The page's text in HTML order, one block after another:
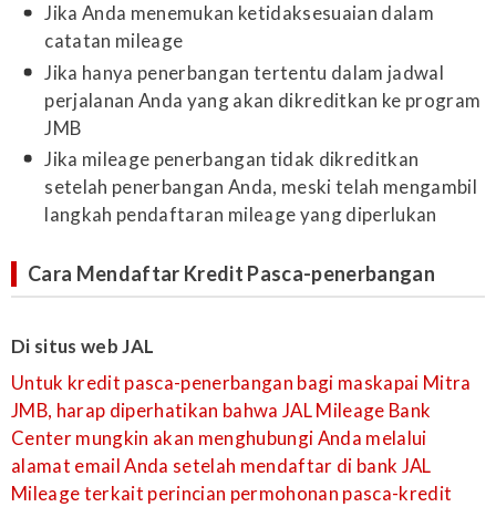
Jika Anda menemukan ketidaksesuaian dalam
catatan mileage
Jika hanya penerbangan tertentu dalam jadwal
perjalanan Anda yang akan dikreditkan ke program
JMB
Jika mileage penerbangan tidak dikreditkan
setelah penerbangan Anda, meski telah mengambil
langkah pendaftaran mileage yang diperlukan
Cara Mendaftar Kredit Pasca-penerbangan
Di situs web JAL
Untuk kredit pasca-penerbangan bagi maskapai Mitra
JMB, harap diperhatikan bahwa JAL Mileage Bank
Center mungkin akan menghubungi Anda melalui
alamat email Anda setelah mendaftar di bank JAL
Mileage terkait perincian permohonan pasca-kredit